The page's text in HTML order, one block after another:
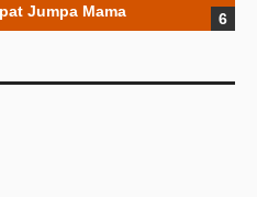
Jumpa Mama